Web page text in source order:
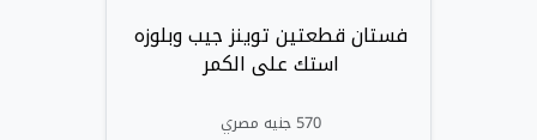
فستان قطعتين توينز جيب وبلوزه
استك على الكمر
570 جنيه مصري